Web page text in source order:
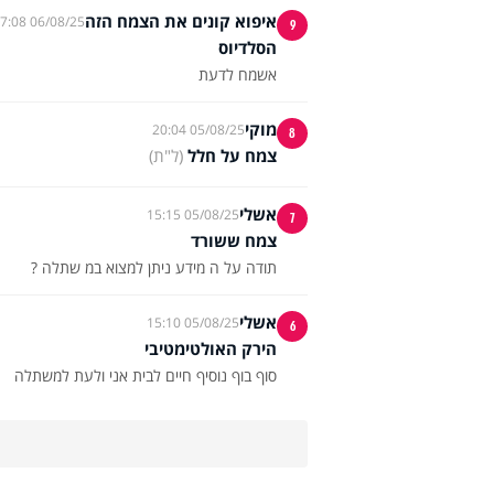
9 איפוא קונים את הצמח הזה06/08/25 07:08
הסלדיוס
אשמח לדעת
8 מוקי05/08/25 20:04
צמח על חלל (ל"ת)
7 אשלי05/08/25 15:15
צמח ששורד
תודה על ה מידע ניתן למצוא במ שתלה ?
6 אשלי05/08/25 15:10
הירק האולטימטיבי
סוף בוף נוסיף חיים לבית אני ולעת למשתלה